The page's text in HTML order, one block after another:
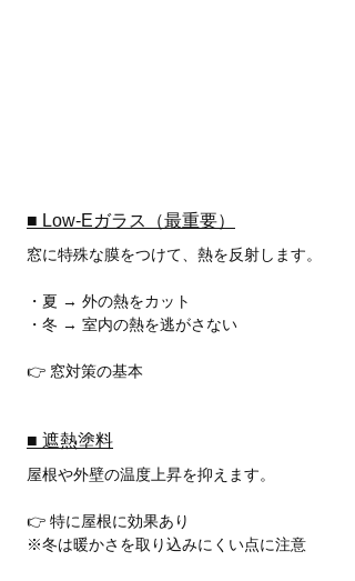
■ Low-Eガラス（最重要）
窓に特殊な膜をつけて、熱を反射します。
・夏 → 外の熱をカット
・冬 → 室内の熱を逃がさない
👉 窓対策の基本
■ 遮熱塗料
屋根や外壁の温度上昇を抑えます。
👉 特に屋根に効果あり
※冬は暖かさを取り込みにくい点に注意